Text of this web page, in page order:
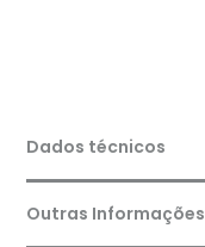
Dados técnicos
Outras Informações